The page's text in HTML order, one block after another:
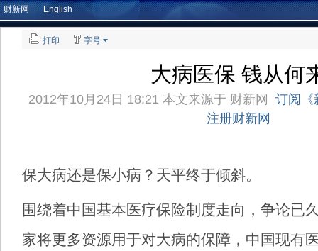
财新网 English
打印 字号
大病医保 钱从何
2012年10月24日 18:21 本文来源于 财新网
订阅《
注册财新网
保大病还是保小病？天平终于倾斜。
围绕着中国基本医疗保险制度走向，争论已
家将更多资源用于对大病的保障，中国现有